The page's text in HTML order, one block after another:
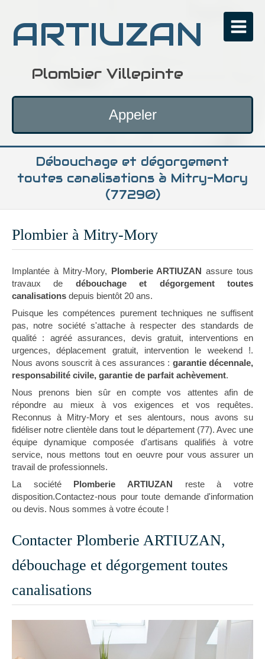
ARTIUZAN
Plombier Villepinte
Appeler
Débouchage et dégorgement
toutes canalisations à Mitry-Mory
(77290)
Plombier à Mitry-Mory
Implantée à Mitry-Mory, Plomberie ARTIUZAN assure tous
travaux de débouchage et dégorgement toutes
canalisations depuis bientôt 20 ans.
Puisque les compétences purement techniques ne suffisent
pas, notre société s'attache à respecter des standards de
qualité : agréé assurances, devis gratuit, interventions en
urgences, déplacement gratuit, intervention le weekend !.
Nous avons souscrit à ces assurances : garantie décennale,
responsabilité civile, garantie de parfait achèvement.
Nous prenons bien sûr en compte vos attentes afin de
répondre au mieux à vos exigences et vos requêtes.
Reconnus à Mitry-Mory et ses alentours, nous avons su
fidéliser notre clientèle dans tout le département (77). Avec une
équipe dynamique composée d'artisans qualifiés à votre
service, nous mettons tout en oeuvre pour vous assurer un
travail de professionnels.
La société Plomberie ARTIUZAN reste à votre
disposition.Contactez-nous pour toute demande d'information
ou devis. Nous sommes à votre écoute !
Contacter Plomberie ARTIUZAN,
débouchage et dégorgement toutes
canalisations